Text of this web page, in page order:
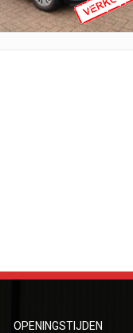
OPENINGSTIJDEN